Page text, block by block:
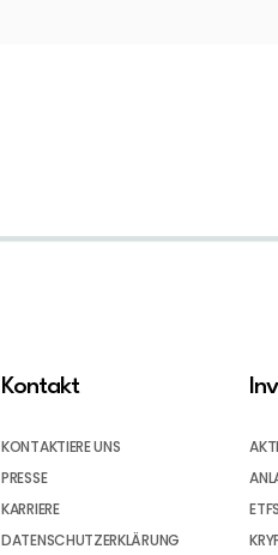
Kontakt
KONTAKTIERE UNS
PRESSE
KARRIERE
DATENSCHUTZERKLÄRUNG
ETFS